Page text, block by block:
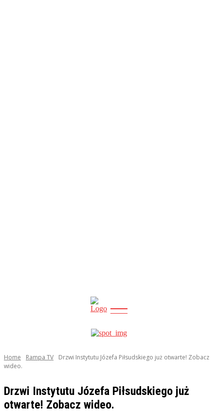
news
Home Rampa TV
Drzwi Instytutu Józefa Piłsudskiego już otwarte! Zobacz
wideo.
Drzwi Instytutu Józefa Piłsudskiego już
otwarte! Zobacz wideo.